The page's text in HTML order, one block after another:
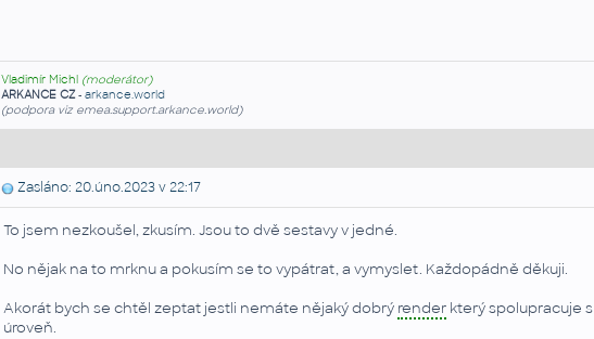
Vladimír Michl (moderátor)
ARKANCE CZ- arkance.world
(podpora viz emea.support.arkance.world)
Zasláno: 20.úno.2023 v 22:17
To jsem nezkoušel, zkusím. Jsou to dvě sestavy v jedné.
No nějak na to mrknu a pokusím se to vypátrat, a vymyslet. Každopádně děkuji.
Akorát bych se chtěl zeptat jestli nemáte nějaký dobrý renderkterý spolupracuje s
úroveň.